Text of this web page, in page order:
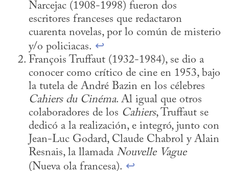
Narcejac (1908-1998) fueron dos
escritores franceses que redactaron
cuarenta novelas, por lo común de misterio
y/o policiacas. ↩
François Truffaut (1932-1984), se dio a
conocer como crítico de cine en 1953, bajo
Cahiers du Cinéma. Al igual que otros
colaboradores de los Cahiers, Truffaut se
dedicó a la realización, e integró, junto con
Jean-Luc Godard, Claude Chabrol y Alain
Resnais, la llamada Nouvelle Vague
(Nueva ola francesa). ↩